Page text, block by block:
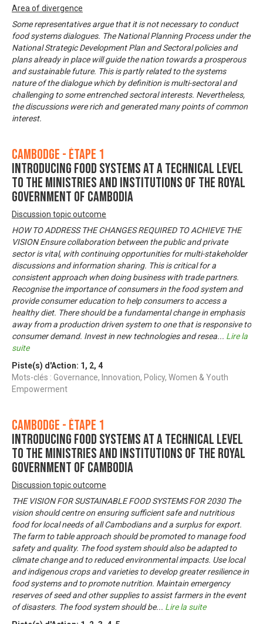
Area of divergence
Some representatives argue that it is not necessary to conduct
food systems dialogues. The National Planning Process under the
National Strategic Development Plan and Sectoral policies and
plans already in place will guide the nation towards a prosperous
and sustainable future. This is partly related to the systems
nature of the dialogue which by definition is multi-sectoral and
challenging to some entrenched sectoral interests. Nevertheless,
the discussions were rich and generated many points of common
interest.
Cambodge - Étape 1
Introducing Food Systems at a technical level
to the ministries and institutions of the Royal
Government of Cambodia
Discussion topic outcome
HOW TO ADDRESS THE CHANGES REQUIRED TO ACHIEVE THE
VISION Ensure collaboration between the public and private
sector is vital, with continuing opportunities for multi-stakeholder
discussions and information sharing. This is critical for a
consistent approach when doing business with trade partners.
Recognise the importance of consumers in the food system and
provide consumer education to help consumers to access a
healthy diet. There should be a fundamental change in emphasis
away from a production driven system to one that is responsive to
consumer demand. Invest in new technologies and resea... Lire la
suite
Piste(s) d'Action: 1 , 2, 4
Mots-clés : Governance, Innovation, Policy, Women & Youth
Empowerment
Cambodge - Étape 1
Introducing Food Systems at a technical level
to the ministries and institutions of the Royal
Government of Cambodia
Discussion topic outcome
THE VISION FOR SUSTAINABLE FOOD SYSTEMS FOR 2030 The
vision should centre on ensuring sufficient safe and nutritious
food for local needs of all Cambodians and a surplus for export.
The farm to table approach should be promoted to manage food
safety and quality. The food system should also be adapted to
climate change and to reduced environmental impacts. Use local
and indigenous crops and varieties to develop greater resilience in
food systems and to promote nutrition. Maintain emergency
reserves of seed and other supplies to assist farmers in the event
of disasters. The food system should be... Lire la suite